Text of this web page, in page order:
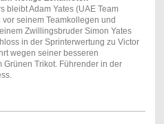
bleibt Adam Yates (UAE Team
seinem Teamkollegen und
Zwillingsbruder Simon Yates
in der Sprinterwertung zu Victor
wegen seiner besseren
Trikot. Führender in der